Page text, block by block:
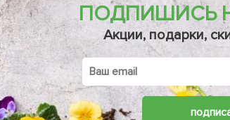
ПОДПИШИСЬ
Акции, подарки,